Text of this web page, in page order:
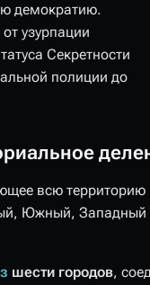
демократию.
узурпации
Секретности
полиции до
всю территорию
Южный,
шести городов,